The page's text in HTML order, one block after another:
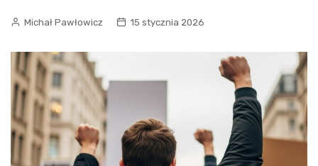
Michał Pawłowicz 15 stycznia 2026